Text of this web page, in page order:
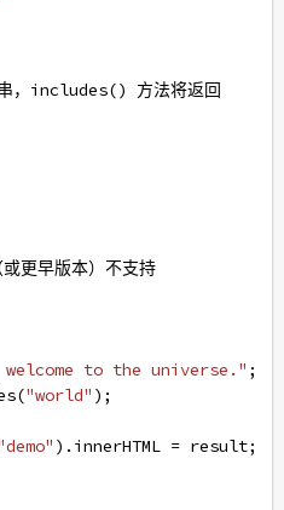
串，includes() 方法将返回
早版本）不支持
to the universe." ;
("world" );
). innerHTML = result;